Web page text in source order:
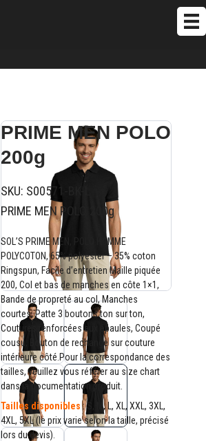
PRIME MEN POLO
200g
SKU: S00571-BK-L
PRIME MEN POLO 200g
SOL’S PRIME MEN, POLO HOMME
POLYCOTON, 65% polyester – 35% coton
Ringspun, Facile d’entretien Maille piquée
200, Col et bas de manches en côte 1×1,
Bande de propreté au col, Manches
courtes, Patte 3 boutons ton sur ton,
Coutures renforcées aux épaules, Coupé
cousu, Bouton de rechange sur couture
intérieure côté.Pour la correspondance des
tailles, veuillez vous référer au size chart
dans la documentation produit.
Tailles disponibles: S, M, L, XL, XXL, 3XL,
4XL, 5XL (le prix varie selon la taille, précisé
lors du devis).